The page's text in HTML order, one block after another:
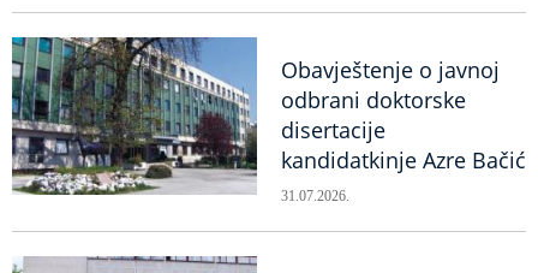
Obavještenje o javnoj
odbrani doktorske
disertacije
kandidatkinje Azre Bačić
31.07.2026.